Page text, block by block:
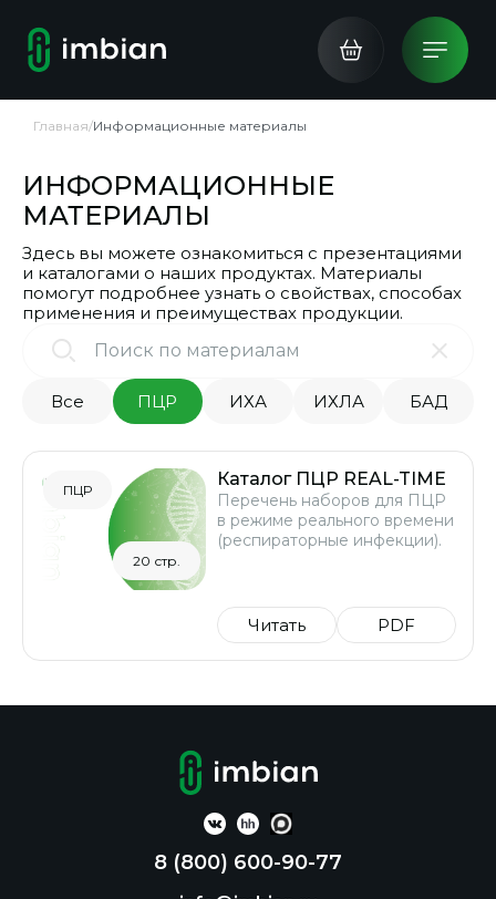
Главная/Информационные материалы
ИНФОРМАЦИОННЫЕ
МАТЕРИАЛЫ
Здесь вы можете ознакомиться с презентациями
и каталогами о наших продуктах. Материалы
помогут подробнее узнать о свойствах, способах
применения и преимуществах продукции.
Все ПЦР ИХА ИХЛА БАД
ПЦР
20 стр.
Каталог ПЦР REAL-TIME
Перечень наборов для ПЦР
в режиме реального времени
(респираторные инфекции).
Читать PDF
8 (800) 600-90-77